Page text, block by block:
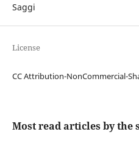
Saggi
License
CC Attribution-NonCommercial-
Most read articles by the